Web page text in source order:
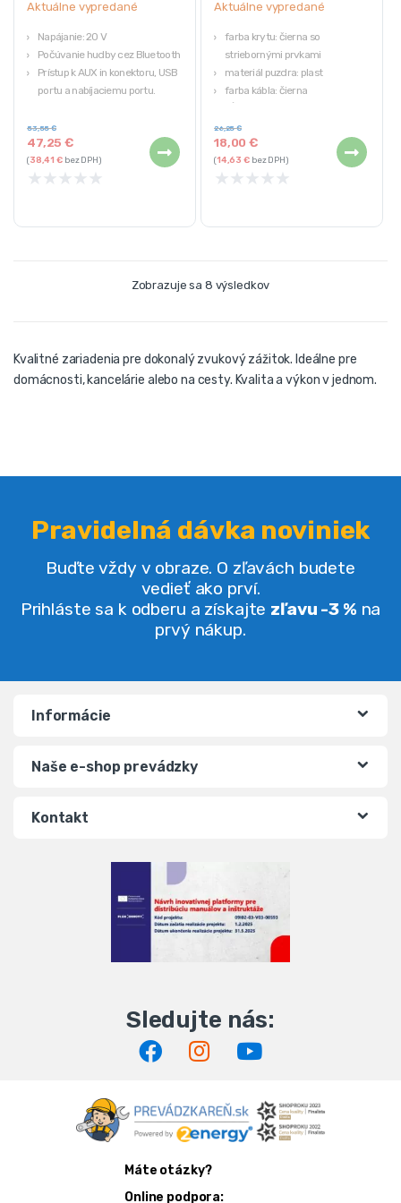
Aktuálne vypredané
Napájanie: 20 V
Počúvanie hudby cez Bluetooth
Prístup k AUX in konektoru, USB
portu a nabíjaciemu portu.
hod.
47,25€
53,55€
(38,41€bez DPH)
★ ★ ★ ★ ★
Aktuálne vypredané
farba krytu: čierna so
striebornými prvkami
materiál puzdra: plast
farba kábla: čierna
18,00€
26,25€
(14,63€bez DPH)
★ ★ ★ ★ ★
Zobrazuje sa 8 výsledkov
Kvalitné zariadenia pre dokonalý zvukový zážitok. Ideálne pre
domácnosti, kancelárie alebo na cesty. Kvalita a výkon v jednom.
Pravidelná dávka noviniek
Buďte vždy v obraze. O zľavách budete
vedieť ako prví.
Prihláste sa k odberu a získajte zľavu -3 % na
prvý nákup.
Informácie
Naše e-shop prevádzky
Kontakt
Máte otázky?
Online podpora: